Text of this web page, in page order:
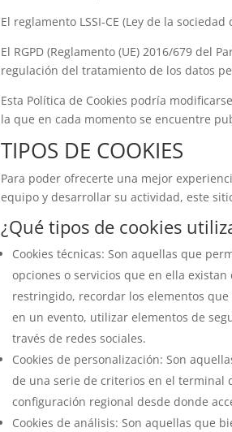
El reglamento LSSI-CE (Ley de la
El RGPD (Reglamento (UE) 2016/679 del
regulación del tratamiento de los datos
Esta Política de Cookies podría
la que en cada momento se encuentre
TIPOS DE COOKIES
Para poder ofrecerte una mejor
equipo y desarrollar su actividad, este
¿Qué tipos de cookies
Cookies técnicas: Son aquellas que
opciones o servicios que en ella
restringido, recordar los elementos
en un evento, utilizar elementos de
través de redes sociales.
Cookies de personalización: Son
de una serie de criterios en el terminal
configuración regional desde donde
Cookies de análisis: Son aquellas que